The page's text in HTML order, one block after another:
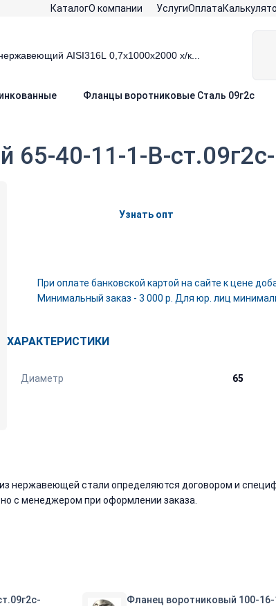
КаталогО компании УслугиОплата
Фланцы воротниковые Сталь 09г2с
65-40-11-1-B-
Узнать опт
При оплате банковской картой на сайте к цене
Минимальный заказ - 3 000 р. Для юр. лиц
ХАРАКТЕРИСТИКИ
Диаметр 65
нержавеющей стали определяются договором и
с менеджером при оформлении заказа.
Фланец воротниковый 100-16-